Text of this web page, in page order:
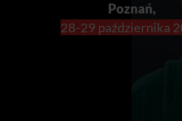
Poznań,
28-29 października